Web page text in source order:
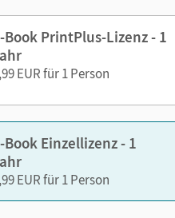
Zoomen
Book PrintPlus-Lizenz - 1
EUR für 1 Person
Book Einzellizenz - 1
EUR für 1 Person